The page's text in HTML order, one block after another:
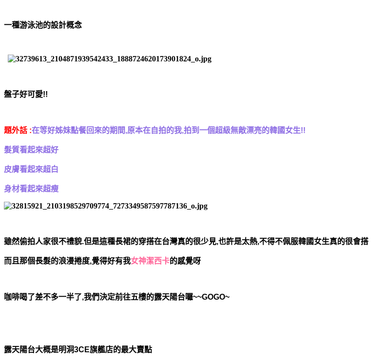
一種游泳池的設計概念
盤子好可愛!!
題外話 :在等好姊妹點餐回來的期間,原本在自拍的我,拍到一個超級無敵漂亮的韓國女生!!
髮質看起來超好
皮膚看起來超白
身材看起來超瘦
雖然偷拍人家很不禮貌.但是這種長裙的穿搭在台灣真的很少見,也許是太熱,不得不佩服韓國女生真的很會搭
而且那個長髮的浪漫捲度,覺得好有我女神潔西卡的感覺呀
咖啡喝了差不多一半了,我們決定前往五樓的露天陽台囉~~GOGO~
露天陽台大概是明洞3CE旗艦店的最大賣點